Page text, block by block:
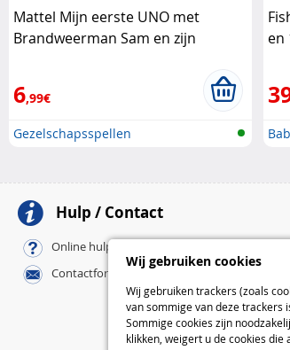
Wij gebruiken cookies
Wij gebruiken trackers (zoals
van sommige van deze trackers
Sommige cookies zijn
klikken, weigert u de cookies
Mattel Mijn eerste UNO met
Brandweerman Sam en zijn
6,99€
Gezelschapsspellen
en
Hulp / Contact
Online hulp / FAQ
Contactformulier